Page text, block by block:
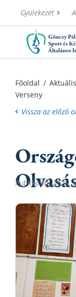
Gyülekezet
Aktuális
Iskolánk
Információk
Oktatás
Főoldal / Aktuális
Verseny
Vissza az előző
Publikálva: 2026.